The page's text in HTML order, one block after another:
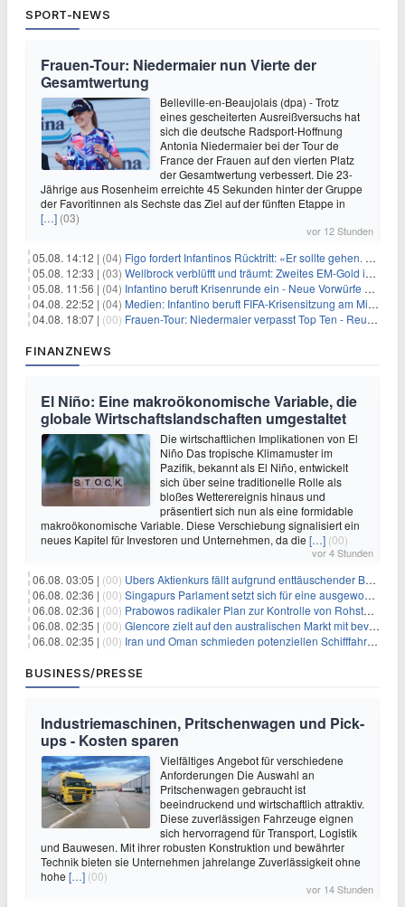
SPORT-NEWS
Frauen-Tour: Niedermaier nun Vierte der
Gesamtwertung
Belleville-en-Beaujolais (dpa) - Trotz
eines gescheiterten Ausreißversuchs hat
sich die deutsche Radsport-Hoffnung
Antonia Niedermaier bei der Tour de
France der Frauen auf den vierten Platz
der Gesamtwertung verbessert. Die 23-
Jährige aus Rosenheim erreichte 45 Sekunden hinter der Gruppe
der Favoritinnen als Sechste das Ziel auf der fünften Etappe in
[…] (03)
vor 12 Stunden
05.08. 14:12 | (04) Figo fordert Infantinos Rücktritt: «Er sollte gehen. Jetzt»
05.08. 12:33 | (03) Wellbrock verblüfft und träumt: Zweites EM-Gold in Paris
05.08. 11:56 | (04) Infantino beruft Krisenrunde ein - Neue Vorwürfe gegen FIFA
04.08. 22:52 | (04) Medien: Infantino beruft FIFA-Krisensitzung am Mittwoch ein
04.08. 18:07 | (00) Frauen-Tour: Niedermaier verpasst Top Ten - Reusser siegt
FINANZNEWS
El Niño: Eine makroökonomische Variable, die
globale Wirtschaftslandschaften umgestaltet
Die wirtschaftlichen Implikationen von El
Niño Das tropische Klimamuster im
Pazifik, bekannt als El Niño, entwickelt
sich über seine traditionelle Rolle als
bloßes Wetterereignis hinaus und
präsentiert sich nun als eine formidable
makroökonomische Variable. Diese Verschiebung signalisiert ein
neues Kapitel für Investoren und Unternehmen, da die […] (00)
vor 4 Stunden
06.08. 03:05 | (00) Ubers Aktienkurs fällt aufgrund enttäuschender Buchungsprognose
06.08. 02:36 | (00) Singapurs Parlament setzt sich für eine ausgewogene wirtschaftliche Zukunft ein
06.08. 02:36 | (00) Prabowos radikaler Plan zur Kontrolle von Rohstoffexporten steht vor konkurrierenden Visionen
06.08. 02:35 | (00) Glencore zielt auf den australischen Markt mit bevorstehendem Sekundärlisting
06.08. 02:35 | (00) Iran und Oman schmieden potenziellen Schifffahrtsvertrag im Hormuskanal
BUSINESS/PRESSE
Industriemaschinen, Pritschenwagen und Pick-
ups - Kosten sparen
Vielfältiges Angebot für verschiedene
Anforderungen Die Auswahl an
Pritschenwagen gebraucht ist
beeindruckend und wirtschaftlich attraktiv.
Diese zuverlässigen Fahrzeuge eignen
sich hervorragend für Transport, Logistik
und Bauwesen. Mit ihrer robusten Konstruktion und bewährter
Technik bieten sie Unternehmen jahrelange Zuverlässigkeit ohne
hohe […] (00)
vor 14 Stunden